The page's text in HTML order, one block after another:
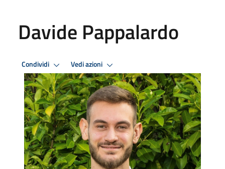
Davide Pappalardo
Condividi Vedi azioni